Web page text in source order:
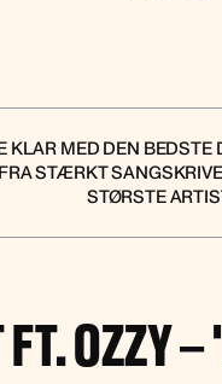
KLAR MED DEN
STÆRKT
STØRSTE
OZZY